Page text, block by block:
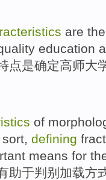
are the
education
点是确定高师大
of
sort, defining
means for
助于判别 加载方